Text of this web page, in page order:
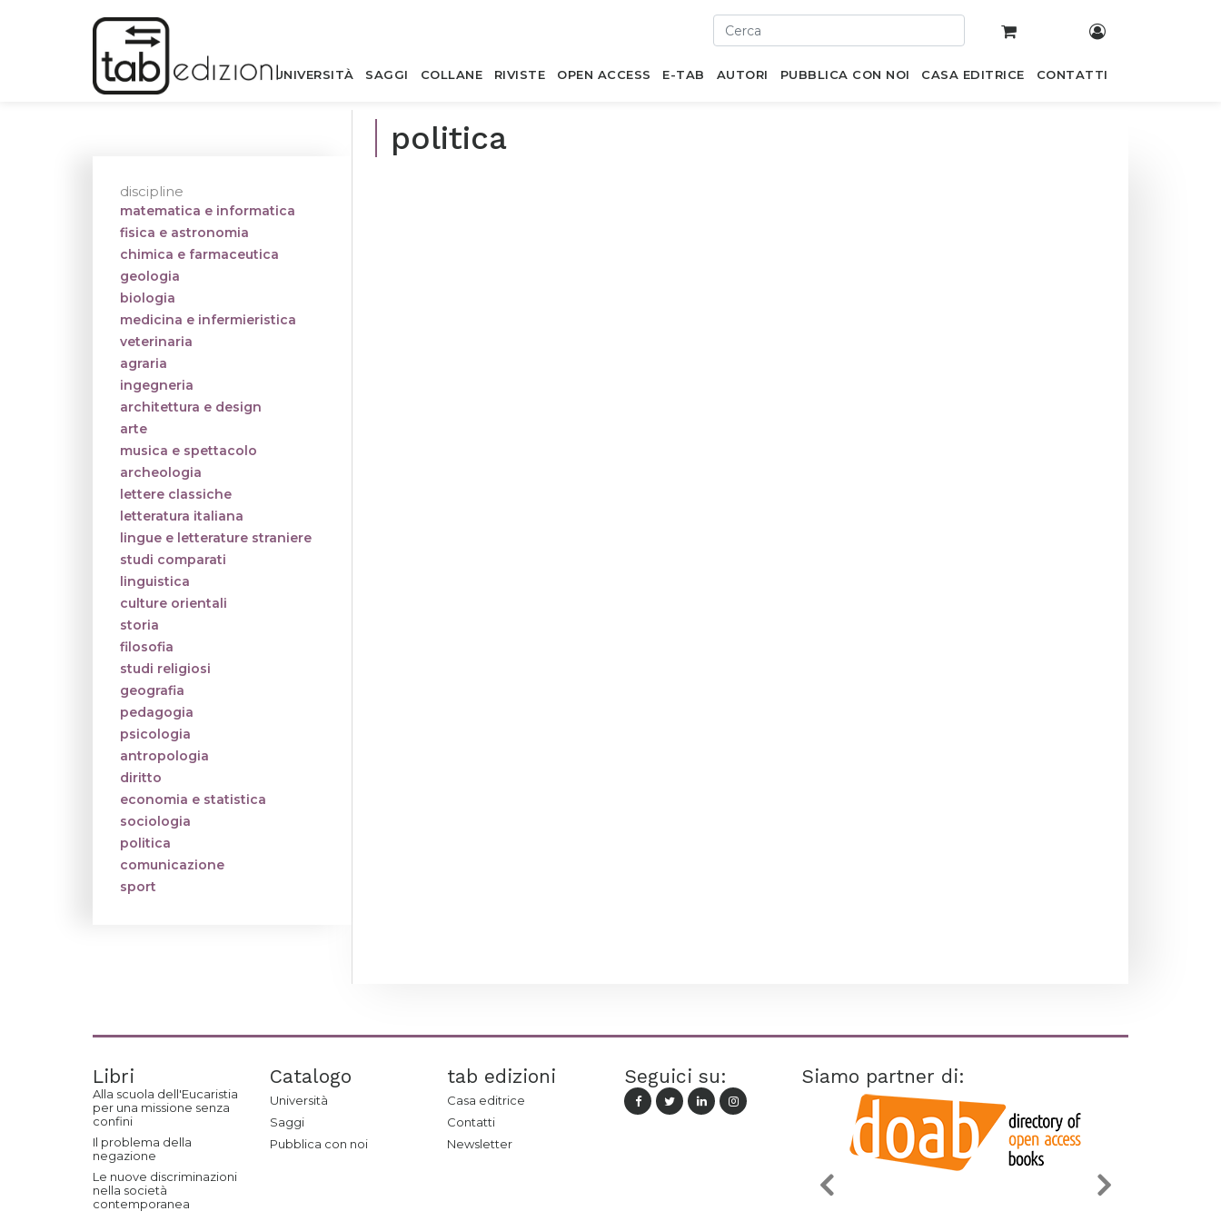
UNIVERSITÀ SAGGI COLLANE RIVISTE OPEN ACCESS E-TAB AUTORI PUBBLICA CON NOI CASA EDITRICE CONTATTI
politica
discipline
matematica e informatica
fisica e astronomia
chimica e farmaceutica
geologia
biologia
medicina e infermieristica
veterinaria
agraria
ingegneria
architettura e design
arte
musica e spettacolo
archeologia
lettere classiche
letteratura italiana
lingue e letterature straniere
studi comparati
linguistica
culture orientali
storia
filosofia
studi religiosi
geografia
pedagogia
psicologia
antropologia
diritto
economia e statistica
sociologia
politica
comunicazione
sport
Libri
Alla scuola dell'Eucaristia
per una missione senza
confini
Il problema della
negazione
Le nuove discriminazioni
nella società
contemporanea
Catalogo
Università
Saggi
Pubblica con noi
tab edizioni
Casa editrice
Contatti
Newsletter
Seguici su: Siamo partner di: